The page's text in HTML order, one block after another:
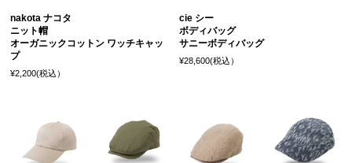
nakota ナコタ
ニット帽
オーガニックコットン ワッチキャッ
プ
¥2,200(税込）
cie シー
ボディバッグ
サニーボディバッグ
¥28,600(税込）